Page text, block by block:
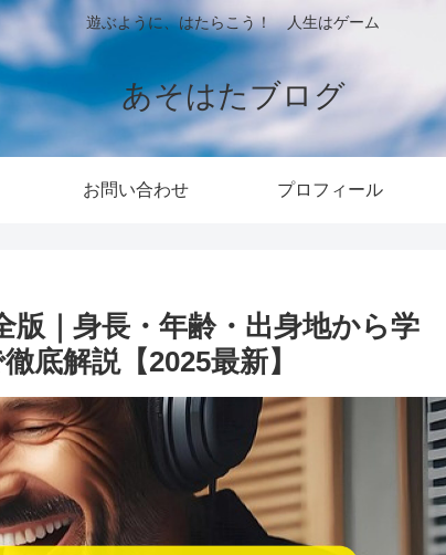
遊ぶように、はたらこう！ 人生はゲーム
あそはたブログ
お問い合わせ プロフィール
｜身長・年齢・出身地から学
底解説【2025最新】